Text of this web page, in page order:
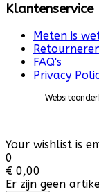
Klantenservice
Meten is
FAQ's
Privacy
Your wishlist is
0
€ 0,00
Er zijn geen